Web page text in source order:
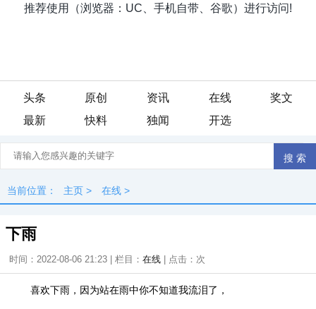
头条 原创 资讯 在线
奖文
最新
快料 独闻 开选
当前位置： 主页 > 在线 >
下雨
时间：2022-08-06 21:23 | 栏目： 在线 | 点击： 次
喜欢下雨，因为站在雨中你不知道我流泪了，